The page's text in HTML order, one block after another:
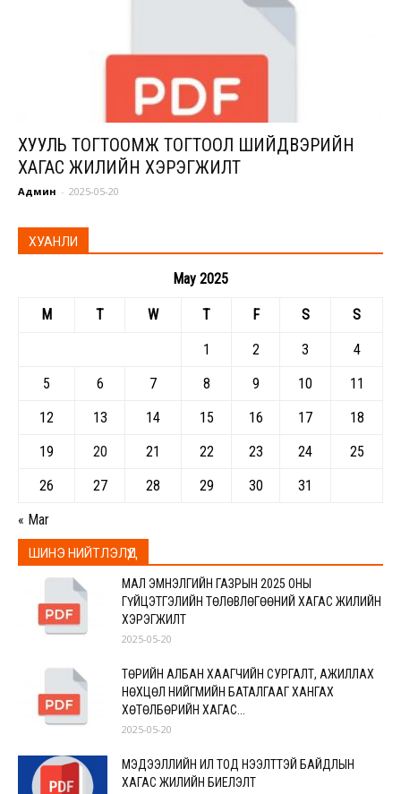
ХУУЛЬ ТОГТООМЖ ТОГТООЛ ШИЙДВЭРИЙН
ХАГАС ЖИЛИЙН ХЭРЭГЖИЛТ
Админ - 2025-05-20
ХУАНЛИ
May 2025
M T W T F S S
« Mar
1 2 3
4
5
6 7 8 9 10
11
12
13 14 15 16 17
18
19
20 21 22 23 24
25
26
27 28 29 30 31
ШИНЭ НИЙТЛЭЛҮҮД
МАЛ ЭМНЭЛГИЙН ГАЗРЫН 2025 ОНЫ
ГҮЙЦЭТГЭЛИЙН ТӨЛӨВЛӨГӨӨНИЙ ХАГАС ЖИЛИЙН
ХЭРЭГЖИЛТ
2025-05-20
ТӨРИЙН АЛБАН ХААГЧИЙН СУРГАЛТ, АЖИЛЛАХ
НӨХЦӨЛ НИЙГМИЙН БАТАЛГААГ ХАНГАХ
ХӨТӨЛБӨРИЙН ХАГАС...
2025-05-20
МЭДЭЭЛЛИЙН ИЛ ТОД НЭЭЛТТЭЙ БАЙДЛЫН
ХАГАС ЖИЛИЙН БИЕЛЭЛТ